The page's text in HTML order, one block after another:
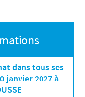
dans tous ses
janvier 2027 à